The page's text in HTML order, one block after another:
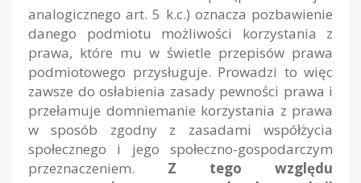
analogicznego art. 5 k.c.) oznacza pozbawienie
danego podmiotu możliwości korzystania z
prawa, które mu w świetle przepisów prawa
podmiotowego przysługuje. Prowadzi to więc
zawsze do osłabienia zasady pewności prawa i
przełamuje domniemanie korzystania z prawa
w sposób zgodny z zasadami współżycia
społecznego i jego społeczno-gospodarczym
przeznaczeniem. Z tego względu